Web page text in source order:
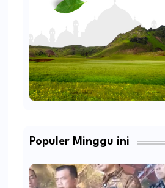
Populer Minggu ini